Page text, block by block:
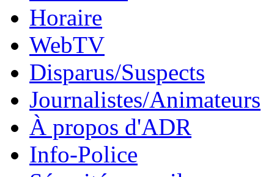
Horaire
WebTV
Disparus/Suspects
Journalistes/Animateurs
À propos d'ADR
Info-Police